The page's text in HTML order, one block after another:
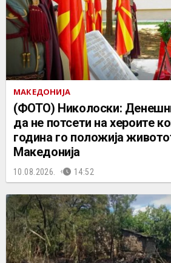
МАКЕДОНИЈА
(ФОТО) Николоски:
да не потсети на хероите
година го положија
Македонија
10.08.2026. 14:52